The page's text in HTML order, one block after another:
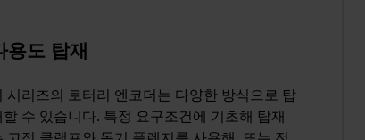
용도 탑재
시리즈의 로터리 엔코더는 다양한 방식으로 탑
할 수 있습니다. 특정 요구조건에 기초해 탑재